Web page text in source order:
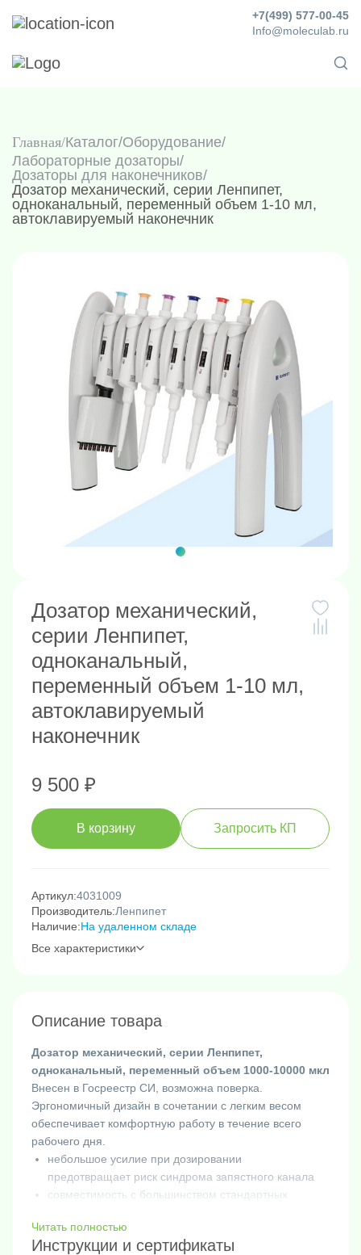
Info@moleculab.ru
+7(499) 577-00-45
Главная Каталог/Оборудование/
Лабораторные дозаторы/
Дозаторы для наконечников/
Дозатор механический, серии Ленпипет,
одноканальный, переменный объем 1-10 мл,
автоклавируемый наконечник
Дозатор механический,
серии Ленпипет,
одноканальный,
переменный объем 1-10 мл,
автоклавируемый
наконечник
9 500 ₽
В корзину Запросить КП
Артикул:4031009
Производитель:Ленпипет
Наличие:На удаленном складе
Все характеристики
Описание товара
Дозатор механический, серии Ленпипет,
одноканальный, переменный объем 1000-10000 мкл
Внесен в Госреестр СИ, возможна поверка.
Эргономичный дизайн в сочетании с легким весом
обеспечивает комфортную работу в течение всего
рабочего дня.
небольшое усилие при дозировании
предотвращает риск синдрома запястного канала
совместимость с большинством стандартных
автоклавируемая нижняя часть дозатора
химически стойкий материал рукоятки,устойчивый
Читать полностью
Инструкции и сертификаты